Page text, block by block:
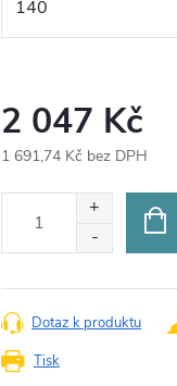
2 047 Kč
1 691,74 Kč bez DPH
Tisk
Dotaz k produktu